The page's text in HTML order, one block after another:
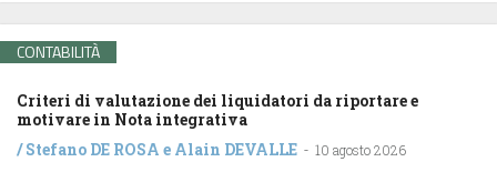
CONTABILITÀ
Criteri di valutazione dei liquidatori da riportare e
motivare in Nota integrativa
/Stefano DE ROSA e Alain DEVALLE - 10 agosto 2026